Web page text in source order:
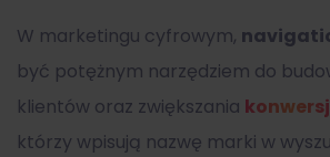
W marketingu cyfrowym,
być potężnym narzędziem do
klientów oraz zwiększania
którzy wpisują nazwę marki w